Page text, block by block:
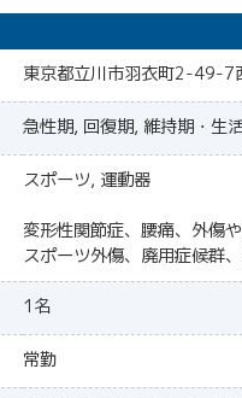
東京都立川市羽衣町2-49-7
急性期, 回復期, 維持期・生
スポーツ, 運動器
変形性関節症、腰痛、外傷
スポーツ外傷、廃用症候群
1名
常勤